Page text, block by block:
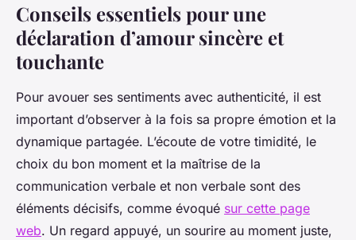
Conseils essentiels pour une
déclaration d’amour sincère et
touchante
Pour avouer ses sentiments avec authenticité, il est
important d’observer à la fois sa propre émotion et la
dynamique partagée. L’écoute de votre timidité, le
choix du bon moment et la maîtrise de la
communication verbale et non verbale sont des
éléments décisifs, comme évoqué sur cette page
web. Un regard appuyé, un sourire au moment juste,